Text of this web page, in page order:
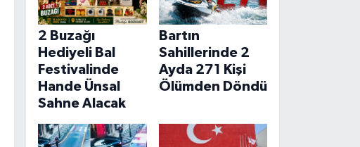
2 Buzağı
Hediyeli Bal
Festivalinde
Hande Ünsal
Sahne Alacak
Bartın
Sahillerinde 2
Ayda 271 Kişi
Ölümden Döndü